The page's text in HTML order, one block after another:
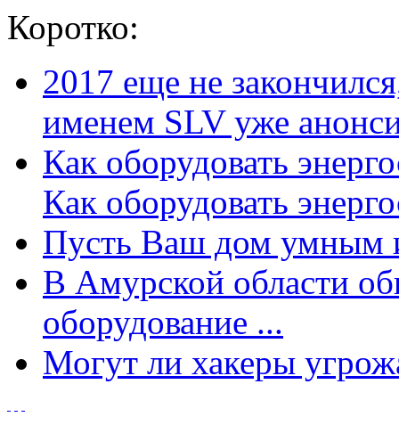
Коротко:
2017 еще не
именем SLV уже
Как оборудовать
Как оборудовать
Пусть Ваш дом умным
В Амурской области
оборудование ...
Могут ли хакеры